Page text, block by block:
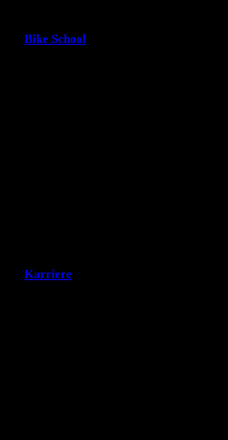
Bike School
Karriere